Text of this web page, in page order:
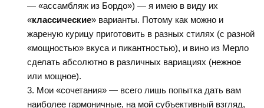
— «ассамбляж из Бордо») — я имею в виду их
«классические» варианты. Потому как можно и
жареную курицу приготовить в разных стилях (с разной
«мощностью» вкуса и пикантностью), и вино из Мерло
сделать абсолютно в различных вариациях (нежное
или мощное).
Мои «сочетания» — всего лишь попытка дать вам
наиболее гармоничные, на мой субъективный взгляд,